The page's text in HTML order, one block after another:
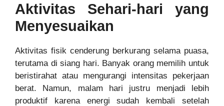
Aktivitas Sehari-hari yang
Menyesuaikan
Aktivitas fisik cenderung berkurang selama puasa,
terutama di siang hari. Banyak orang memilih untuk
beristirahat atau mengurangi intensitas pekerjaan
berat. Namun, malam hari justru menjadi lebih
produktif karena energi sudah kembali setelah